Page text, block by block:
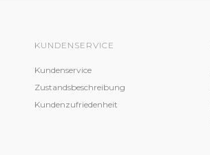
KUNDENSERVICE
Kundenservice
Zustandsbeschreibung
Kundenzufriedenheit